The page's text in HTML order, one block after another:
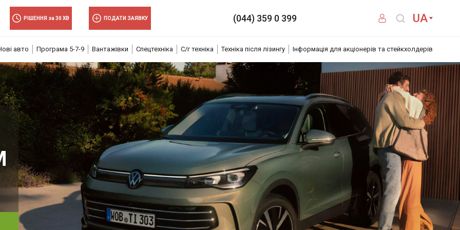
×
×
РІШЕННЯ за 30 ХВ ПОДАТИ ЗАЯВКУ (044) 359 0 399 UA
авто Програма 5-7-9 Вантажівки Спецтехніка С/г техніка Техніка після лізингу Інформація для акціонерів та стейкхолдерів